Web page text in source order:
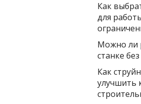
Как
для
Можно ли
станке
Как
улучшить